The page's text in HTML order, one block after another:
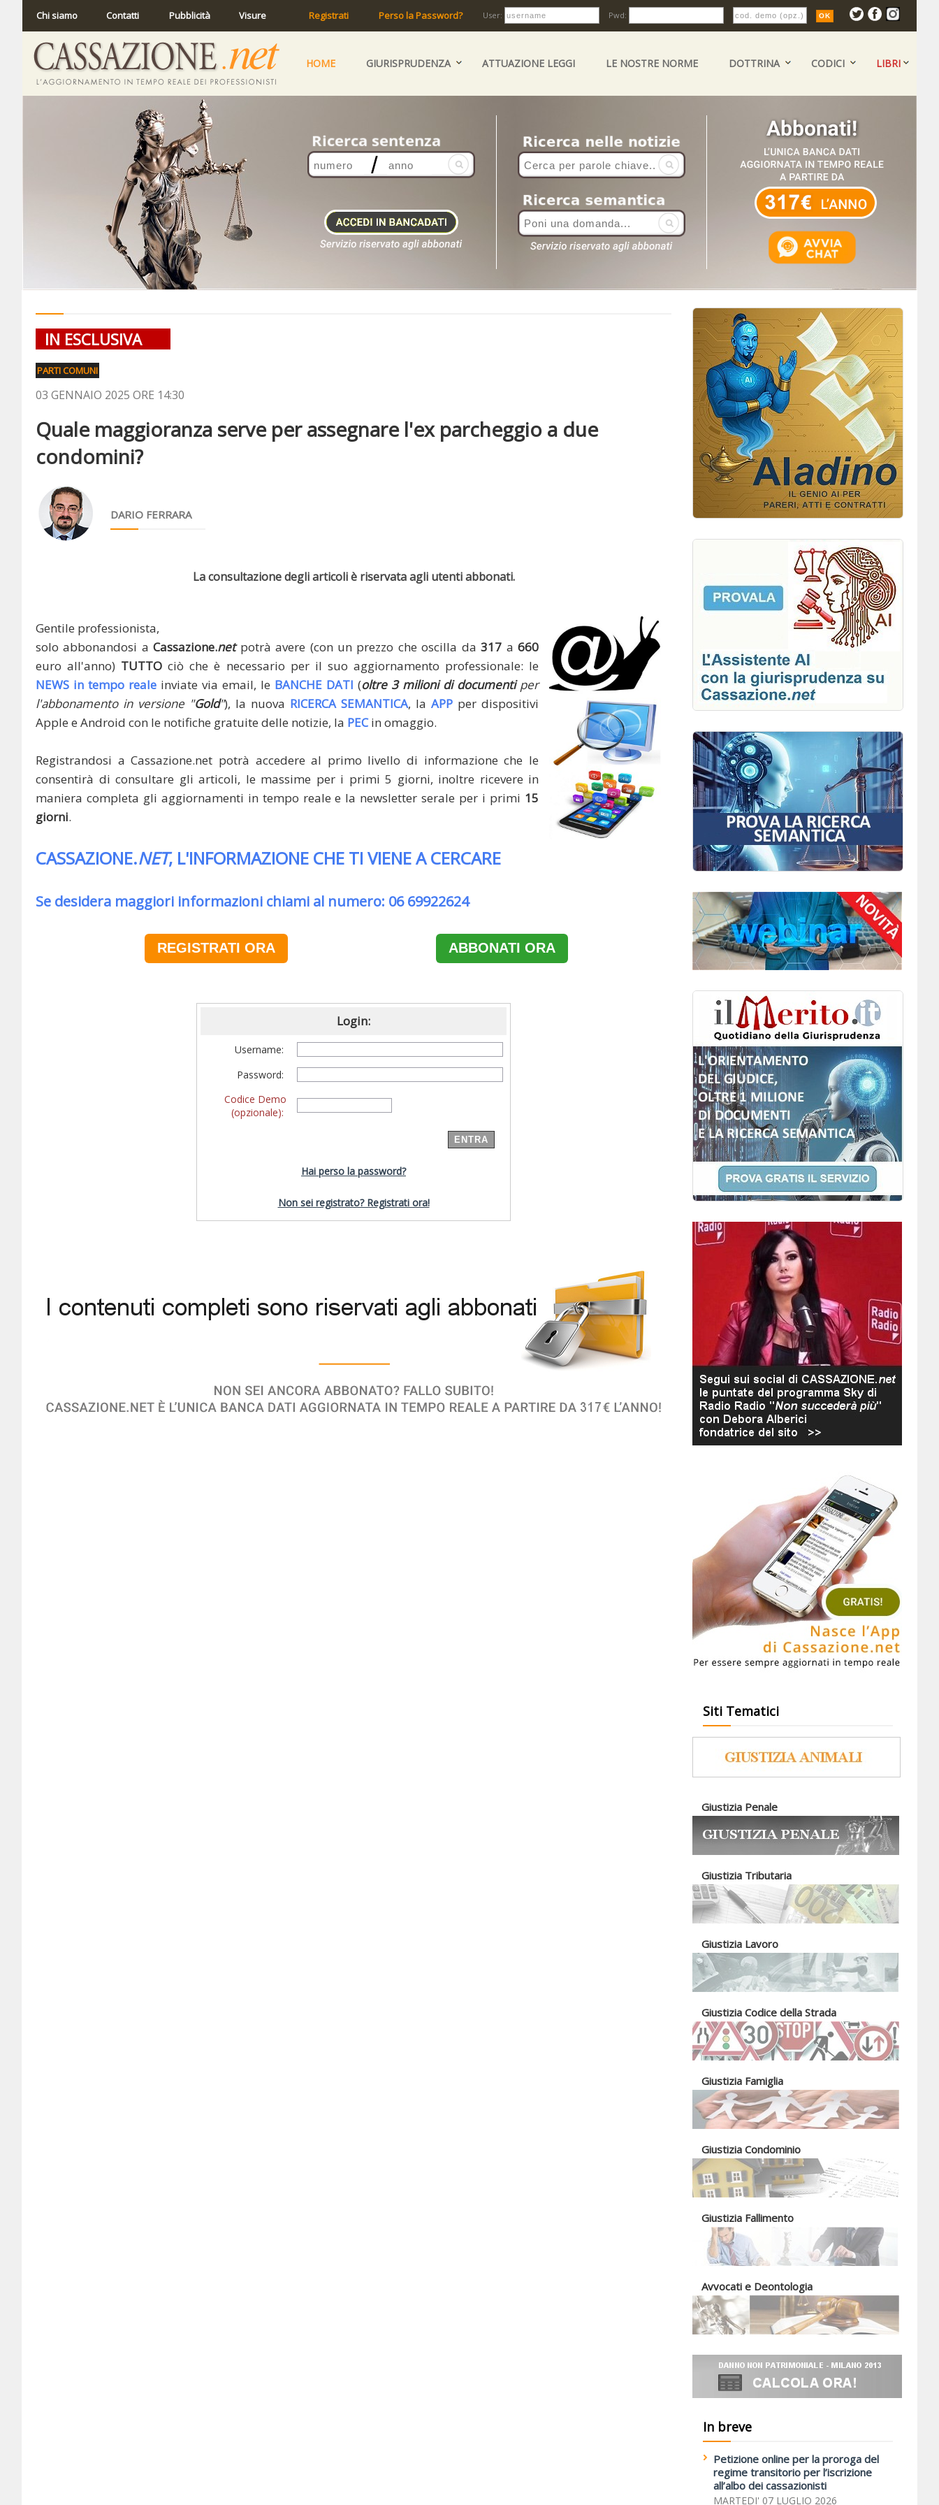
Chi siamo Contatti Pubblicità Visure Registrati Perso la Password? User: Pwd:
HOME GIURISPRUDENZA ATTUAZIONE LEGGI LE NOSTRE NORME DOTTRINA CODICI LIBRI
IN ESCLUSIVA
PARTI COMUNI
03 GENNAIO 2025 ORE 14:30
Quale maggioranza serve per assegnare l'ex parcheggio a due
condomini?
DARIO FERRARA
La consultazione degli articoli è riservata agli utenti abbonati.
Gentile professionista,
solo abbonandosi aCassazione.netpotrà avere (con un prezzo che oscilla da317 a660
euro all'anno) TUTTO ciò che è necessario per il suo aggiornamento professionale: le
NEWS in tempo reale inviate via email, le BANCHE DATI (oltre 3 milioni di documentiper
l'abbonamento in versione "Gold"), la nuova RICERCA SEMANTICA, la APP per dispositivi
Apple e Android con le notifiche gratuite delle notizie, la PECin omaggio.
Registrandosi a Cassazione.net potrà accedere al primo livello di informazione che le
consentirà di consultare gli articoli, le massime per i primi 5 giorni, inoltre ricevere in
maniera completa gli aggiornamenti in tempo reale e la newsletter serale per i primi 15
giorni.
CASSAZIONE.NET, L'INFORMAZIONE CHE TI VIENE A CERCARE
Se desidera maggiori informazioni chiami al numero: 06 69922624
REGISTRATI ORA ABBONATI ORA
Login:
Username:
Password:
Codice Demo
(opzionale):
Hai perso la password?
Non sei registrato? Registrati ora!
Siti Tematici
Giustizia Penale
Giustizia Tributaria
Giustizia Lavoro
Giustizia Codice della Strada
Giustizia Famiglia
Giustizia Condominio
Giustizia Fallimento
Avvocati e Deontologia
In breve
Petizione online per la proroga del
regime transitorio per l’iscrizione
all’albo dei cassazionisti
MARTEDI' 07 LUGLIO 2026